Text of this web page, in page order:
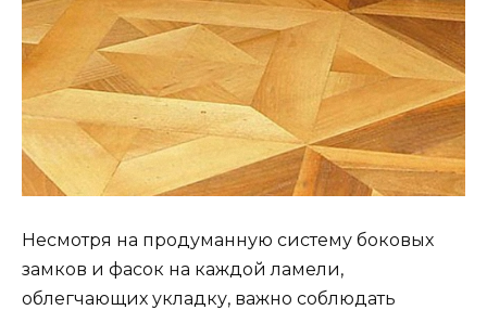
Несмотря на продуманную систему боковых
замков и фасок на каждой ламели,
облегчающих укладку, важно соблюдать